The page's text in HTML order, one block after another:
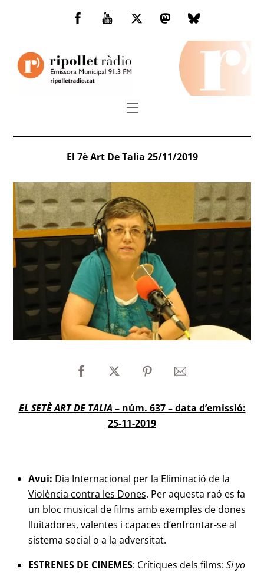
Facebook
You
TwitterMastodonBluesky
Menu
El 7è Art De Talia 25/11/2019
EL SETÈ ART DE TALIA – núm. 637 – data d’emissió:
25-11-2019
Avui: Dia Internacional per la Eliminació de la
Violència contra les Dones. Per aquesta raó es fa
un bloc musical de films amb exemples de dones
lluitadores, valentes i capaces d’enfrontar-se al
sistema social o a la adversitat.
ESTRENES DE CINEMES: Crítiques dels films: Si yo